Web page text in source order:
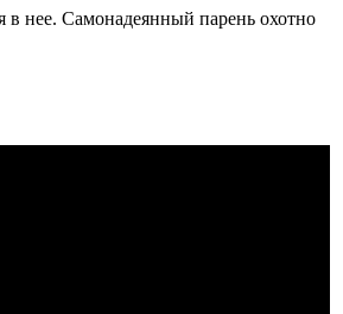
в нее. Самонадеянный парень охотно